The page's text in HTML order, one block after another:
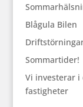
Blågula Bilen
Sommartider!
Vi investerar i
fastigheter